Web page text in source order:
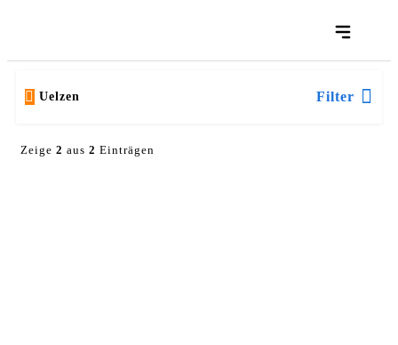
Uelzen Filter
Zeige 2 aus 2 Einträgen